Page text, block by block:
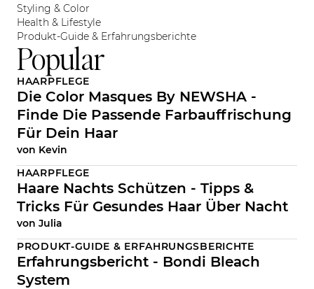
Styling & Color
Health & Lifestyle
Produkt-Guide & Erfahrungsberichte
Popular
HAARPFLEGE
Die Color Masques By NEWSHA -
Finde Die Passende Farbauffrischung
Für Dein Haar
von Kevin
HAARPFLEGE
Haare Nachts Schützen - Tipps &
Tricks Für Gesundes Haar Über Nacht
von Julia
PRODUKT-GUIDE & ERFAHRUNGSBERICHTE
Erfahrungsbericht - Bondi Bleach
System